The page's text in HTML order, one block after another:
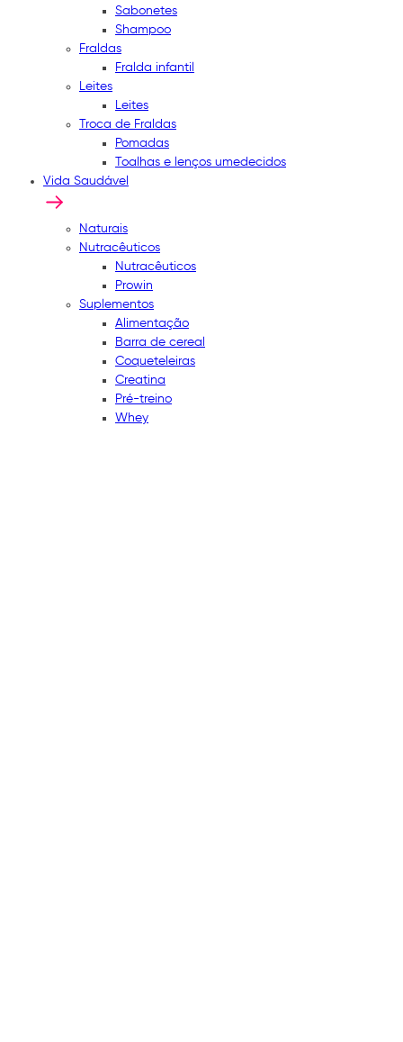
Sabonetes
Shampoo
Fraldas
Fralda infantil
Leites
Leites
Troca de Fraldas
Pomadas
Toalhas e lenços umedecidos
Vida Saudável
Naturais
Nutracêuticos
Nutracêuticos
Prowin
Suplementos
Alimentação
Barra de cereal
Coqueteleiras
Creatina
Pré-treino
Whey